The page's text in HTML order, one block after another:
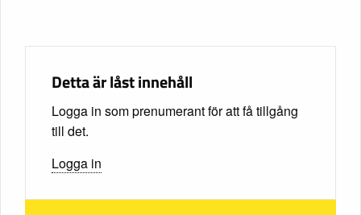
Detta är låst innehåll
Logga in som prenumerant för att få tillgång
till det.
Logga in